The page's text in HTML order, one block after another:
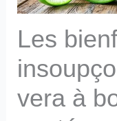
Les
vera à